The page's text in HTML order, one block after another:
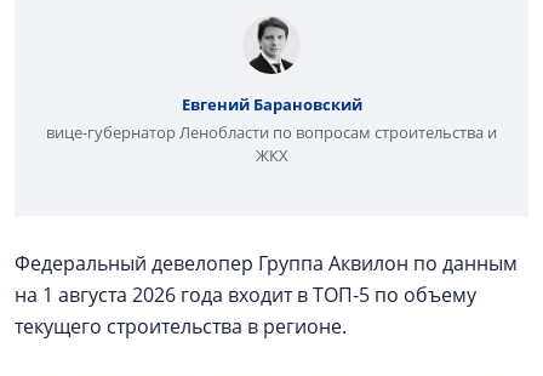
Евгений Барановский
вице-губернатор Ленобласти по вопросам строительства и
ЖКХ
Федеральный девелопер Группа Аквилон по данным
на 1 августа 2026 года входит в ТОП-5 по объему
текущего строительства в регионе.